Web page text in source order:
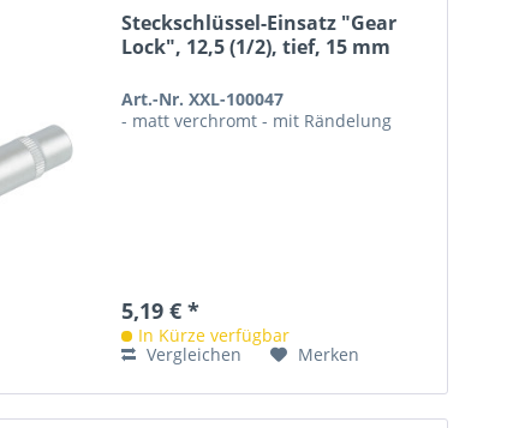
Steckschlüssel-Einsatz "Gear
Lock", 12,5 (1/2), tief, 15 mm
Art.-Nr. XXL-100047
- matt verchromt - mit Rändelung
5,19 € *
In Kürze verfügbar
Vergleichen
Merken